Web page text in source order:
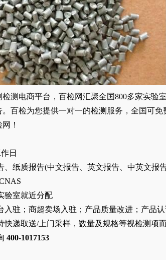
检测电商平台，百检网汇聚全国800多家实验
百检为您提供一对一的检测服务，全国可
！
日
、纸质报告(中文报告、英文报告、中英文报
验室就近分配
入驻；商超卖场入驻；产品质量改进；产品
快递取送/上门采样，数量及规格等视检测项
400-1017153